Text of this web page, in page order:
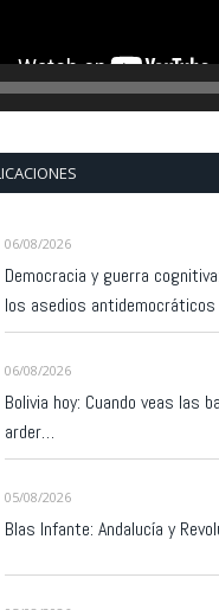
06/08/2026
Democracia y guerra
los asedios antidemocráticos
06/08/2026
Bolivia hoy: Cuando veas las
arder…
05/08/2026
Blas Infante: Andalucía y